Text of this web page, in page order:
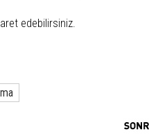
edebilirsiniz.